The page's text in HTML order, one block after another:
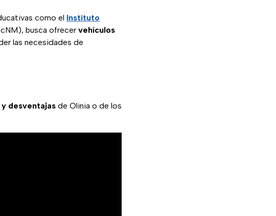
como el Instituto
busca ofrecer vehículos
las necesidades de
y desventajas de Olinia o de los